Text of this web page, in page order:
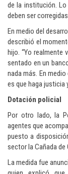
de la institución.
deben ser
En medio del
describió el
hijo. “Yo realmente
sentado en un
nada más. En
es que haga justicia
Dotación policial
Por otro lado, la
agentes que
puesto a
sector la Cañada de
La medida fue